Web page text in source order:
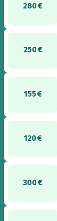
280 €
250 €
155 €
120 €
300 €